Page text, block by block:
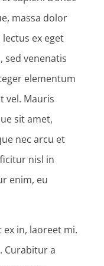
massa dolor
ex eget
sed venenatis
elementum
vel. Mauris
sit amet,
nec arcu et
nisl in
enim, eu
in, laoreet mi.
Curabitur a